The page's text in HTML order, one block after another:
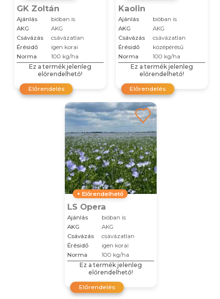
GK Zoltán
Ajánlás
bióban is
AKG
AKG
Csávázás
csávázatlan
Érésidő
igen korai
Norma
100 kg/ha
Ez a termék jelenleg
előrendelhető!
Előrendelés
Kaolin
Ajánlás
bióban is
AKG
AKG
Csávázás
csávázatlan
Érésidő
középérésű
Norma
100 kg/ha
Ez a termék jelenleg
előrendelhető!
Előrendelés
Előrendelhető
LS Opera
Ajánlás
bióban is
AKG
AKG
Csávázás
csávázatlan
Érésidő
igen korai
Norma
100 kg/ha
Ez a termék jelenleg
előrendelhető!
Előrendelés